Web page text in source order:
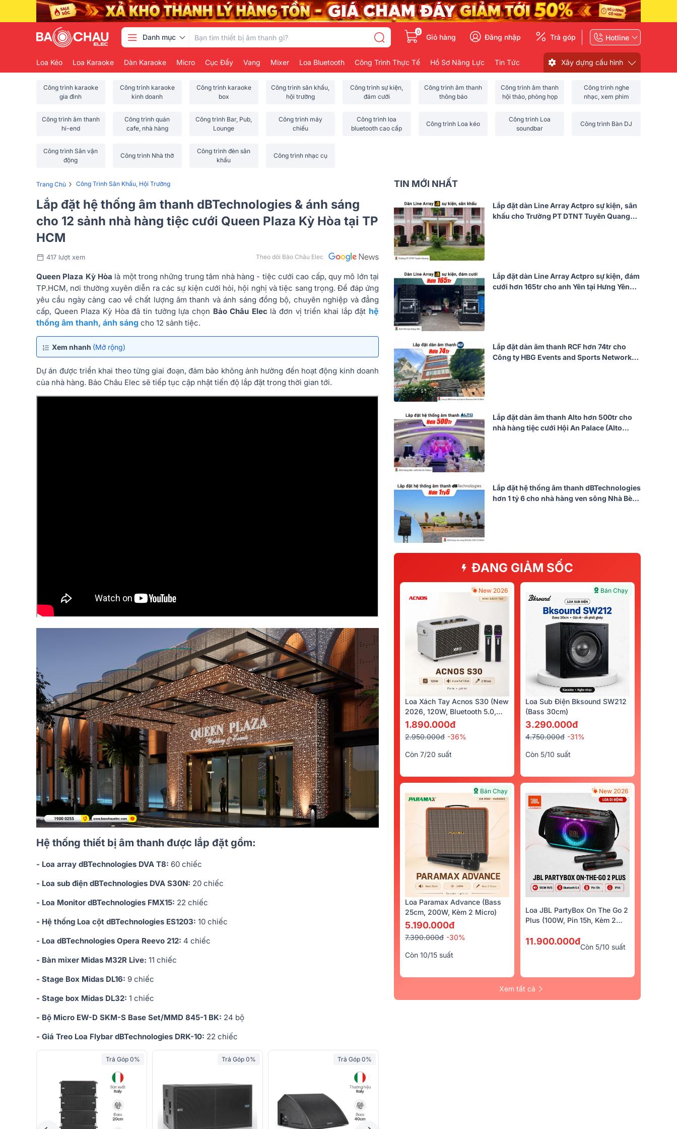
Danh mục
0
Giỏ hàng Đăng nhập Trả góp Hotline
Loa Kéo Loa Karaoke Dàn Karaoke Micro Cục Đẩy Vang Mixer Loa Bluetooth Công Trình Thực Tế Hồ Sơ Năng Lực Tin Tức Xây dựng cấu hình
Công trình karaoke
gia đình
Công trình karaoke
kinh doanh
Công trình karaoke
box
Công trình sân khấu,
hội trường
Công trình sự kiện,
đám cưới
Công trình âm thanh
thông báo
Công trình âm thanh
hội thảo, phòng họp
Công trình nghe
nhạc, xem phim
Công trình âm thanh
hi-end
Công trình quán
cafe, nhà hàng
Công trình Bar, Pub,
Lounge
Công trình máy
chiếu
Công trình loa
bluetooth cao cấp
Công trình Loa kéo
Công trình Loa
soundbar
Công trình Bàn DJ
Công trình Sân vận
động
Công trình Nhà thờ
Công trình đèn sân
khấu
Công trình nhạc cụ
Trang Chủ › Công Trình Sân Khấu, Hội Trường
Lắp đặt hệ thống âm thanh dBTechnologies & ánh sáng
cho 12 sảnh nhà hàng tiệc cưới Queen Plaza Kỳ Hòa tại TP
HCM
417 lượt xem Theo dõi Bảo Châu Elec
Queen Plaza Kỳ Hòa là một trong những trung tâm nhà hàng - tiệc cưới cao cấp, quy mô lớn tại
TP.HCM, nơi thường xuyên diễn ra các sự kiện cưới hỏi, hội nghị và tiệc sang trọng. Để đáp ứng
yêu cầu ngày càng cao về chất lượng âm thanh và ánh sáng đồng bộ, chuyên nghiệp và đẳng
cấp, Queen Plaza Kỳ Hòa đã tin tưởng lựa chọn Bảo Châu Elec là đơn vị triển khai lắp đặt hệ
thống âm thanh, ánh sáng cho 12 sảnh tiệc.
Xem nhanh (Mở rộng)
Dự án được triển khai theo từng giai đoạn, đảm bảo không ảnh hưởng đến hoạt động kinh doanh
của nhà hàng. Bảo Châu Elec sẽ tiếp tục cập nhật tiến độ lắp đặt trong thời gian tới.
Hệ thống thiết bị âm thanh được lắp đặt gồm:
- Loa array dBTechnologies DVA T8: 60 chiếc
- Loa sub điện dBTechnologies DVA S30N: 20 chiếc
- Loa Monitor dBTechnologies FMX15: 22 chiếc
- Hệ thống Loa cột dBTechnologies ES1203: 10 chiếc
- Loa dBTechnologies Opera Reevo 212: 4 chiếc
- Bàn mixer Midas M32R Live: 11 chiếc
- Stage Box Midas DL16: 9 chiếc
- Stage box Midas DL32: 1 chiếc
- Bộ Micro EW-D SKM-S Base Set/MMD 845-1 BK: 24 bộ
- Giá Treo Loa Flybar dBTechnologies DRK-10: 22 chiếc
Trả Góp 0% Trả Góp 0% Trả Góp 0%
TIN MỚI NHẤT
Lắp đặt dàn Line Array Actpro sự kiện, sân
khấu cho Trường PT DTNT Tuyên Quang
Lắp đặt dàn Line Array Actpro sự kiện, đám
cưới hơn 165tr cho anh Yên tại Hưng Yên
Lắp đặt dàn âm thanh RCF hơn 74tr cho
Công ty HBG Events and Sports Network
Lắp đặt dàn âm thanh Alto hơn 500tr cho
nhà hàng tiệc cưới Hội An Palace (Alto
Lắp đặt hệ thống âm thanh dBTechnologies
hơn 1 tỷ 6 cho nhà hàng ven sông Nhà Bè
ĐANG GIẢM SỐC
New 2026
Loa Xách Tay Acnos S30 (New
2026, 120W, Bluetooth 5.0,
Kèm 2 Tay Micro)
1.890.000đ
2.950.000đ -36%
Còn 7/20 suất
Bán Chạy
Loa Sub Điện Bksound SW212
(bass 30cm)
3.290.000đ
4.750.000đ -31%
Còn 5/10 suất
Bán Chạy
Loa Paramax Advance (Bass
25cm, 200W, Kèm 2 Micro)
5.190.000đ
7.390.000đ -30%
Còn 10/15 suất
New 2026
Loa JBL PartyBox On The Go 2
Plus (100W, Pin 15h, Kèm 2
11.900.000đ
Còn 5/10 suất
Xem tất cả